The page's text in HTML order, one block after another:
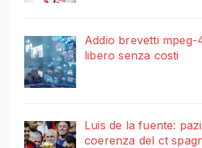
Addio brevetti mpeg-
libero senza costi
Luis de la fuente:
coerenza del ct